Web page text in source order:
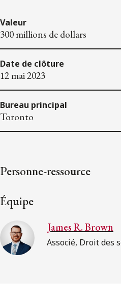
Valeur
300 millions de dollars
Date de clôture
12 mai 2023
Bureau principal
Toronto
Personne-ressource
Équipe
James R. Brown
Associé, Droit des